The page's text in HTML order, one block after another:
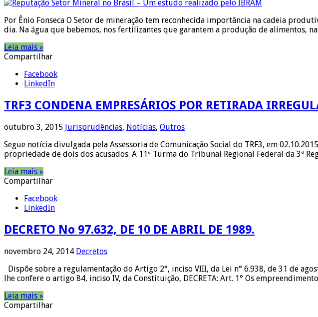
Por Ênio Fonseca O Setor de mineração tem reconhecida importância na cadeia
dia. Na água que bebemos, nos fertilizantes que garantem a produção de alimentos,
Leia mais »
Compartilhar
Facebook
LinkedIn
TRF3 CONDENA EMPRESÁRIOS POR RETIRADA
outubro 3, 2015 Jurisprudências, Notícias, Outros
Segue notícia divulgada pela Assessoria de Comunicação Social do TRF3, em
propriedade de dois dos acusados. A 11ª Turma do Tribunal Regional Federal da 3ª
Leia mais »
Compartilhar
Facebook
LinkedIn
DECRETO No 97.632, DE 10 DE ABRIL DE 1989.
novembro 24, 2014 Decretos
Dispõe sobre a regulamentação do Artigo 2°, inciso VIII, da Lei n° 6.938, de 31 de
lhe confere o artigo 84, inciso IV, da Constituição, DECRETA: Art. 1° Os
Leia mais »
Compartilhar